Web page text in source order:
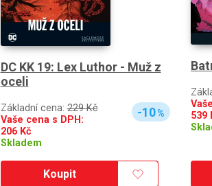
DC KK 19: Lex Luthor - Muž z
oceli
Základní cena:229 Kč
Vaše cena s DPH:
206Kč
Skladem
-10%
Koupit
539